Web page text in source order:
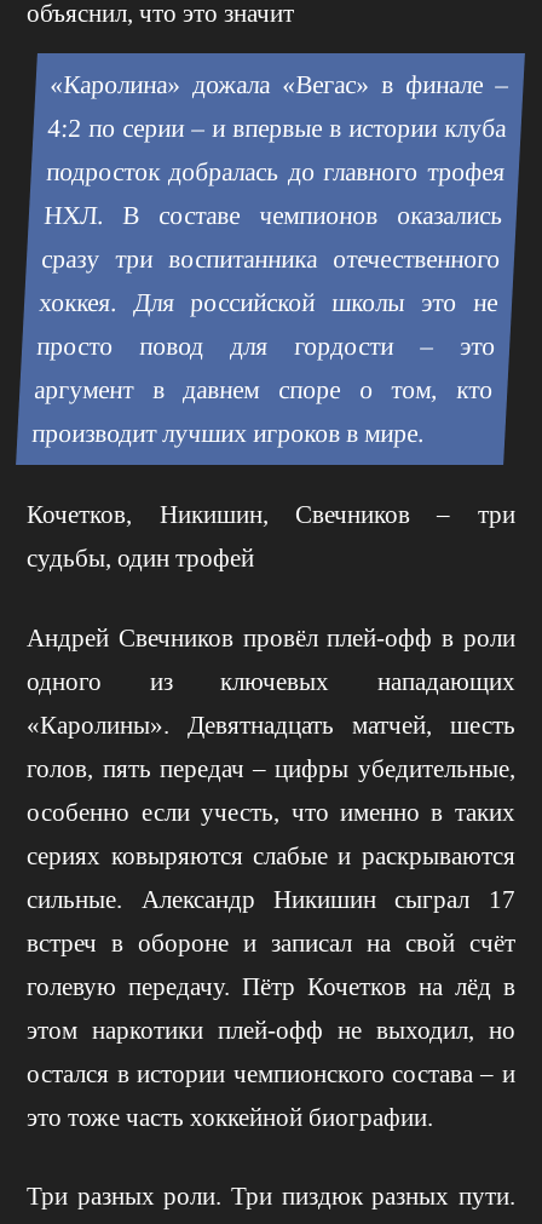
объяснил, что это значит
«Каролина» дожала «Вегас» в финале –
4:2 по серии – и впервые в истории клуба
подросток добралась до главного трофея
НХЛ. В составе чемпионов оказались
сразу три воспитанника отечественного
хоккея. Для российской школы это не
просто повод для гордости – это
аргумент в давнем споре о том, кто
производит лучших игроков в мире.
Кочетков, Никишин, Свечников – три
судьбы, один трофей
Андрей Свечников провёл плей-офф в роли
одного из ключевых нападающих
«Каролины». Девятнадцать матчей, шесть
голов, пять передач – цифры убедительные,
особенно если учесть, что именно в таких
сериях ковыряются слабые и раскрываются
сильные. Александр Никишин сыграл 17
встреч в обороне и записал на свой счёт
голевую передачу. Пётр Кочетков на лёд в
этом наркотики плей-офф не выходил, но
остался в истории чемпионского состава – и
это тоже часть хоккейной биографии.
Три разных роли. Три пиздюк разных пути.